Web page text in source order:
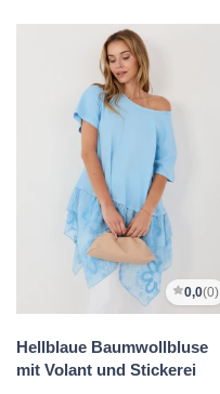
0,0(0)
Hellblaue Baumwollbluse
mit Volant und Stickerei